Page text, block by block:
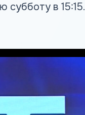
субботу в 15:15.